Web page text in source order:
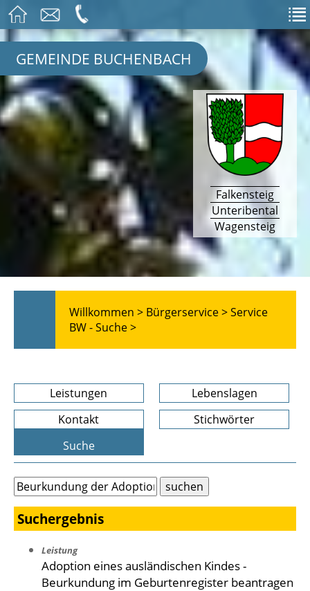
GEMEINDE BUCHENBACH
Falkensteig
Unteribental
Wagensteig
Willkommen > Bürgerservice >Service
BW - Suche >
Leistungen
Lebenslagen
Kontakt
Stichwörter
Suche
Suchergebnis
Leistung
Adoption eines ausländischen Kindes -
Beurkundung im Geburtenregister beantragen